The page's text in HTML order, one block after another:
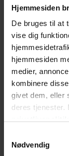
Hjemmesiden
De bruges til at
vise dig
hjemmesiden
medier,
kombinere
givet dem, eller
deres
Nødvendig
Adelaide er
rundt fyldes
internationale
Fringe og
hele verden
atmosfære.
restauranter
Market byder